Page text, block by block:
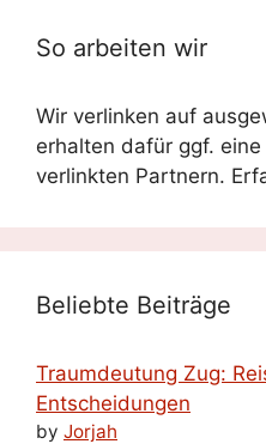
So arbeiten wir
Wir verlinken auf
erhalten dafür ggf.
verlinkten Partnern.
Beliebte Beiträge
Traumdeutung Zug:
Entscheidungen
by Jorjah